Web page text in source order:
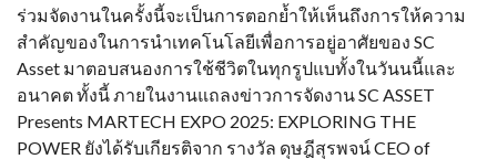
ร่วมจัดงานในครั้งนี้จะเป็นการตอกย้ำให้เห็นถึงการให้ความ
สำคัญของในการนำเทคโนโลยีเพื่อการอยู่อาศัยของ SC
Asset มาตอบสนองการใช้ชีวิตในทุกรูปแบทั้งในวันนนี้และ
อนาคต ทั้งนี้ ภายในงานแถลงข่าวการจัดงาน SC ASSET
Presents MARTECH EXPO 2025: EXPLORING THE
POWER ยังได้รับเกียรติจาก รางวัล ดุษฎีสุรพจน์ CEO of